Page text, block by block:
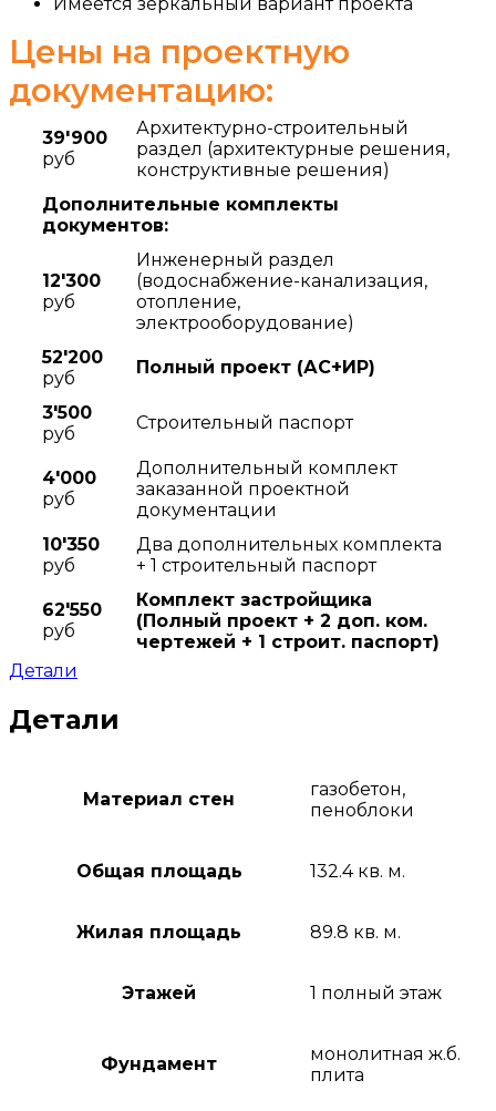
Имеется зеркальный вариант проекта
Цены на проектную
документацию:
39'900
руб
Архитектурно-строительный
раздел (архитектурные решения,
конструктивные решения)
Дополнительные комплекты
документов:
12'300
руб
Инженерный раздел
(водоснабжение-канализация,
отопление,
электрооборудование)
52'200
руб
Полный проект (АC+ИР)
3'500
руб
Строительный паспорт
4'000
руб
Дополнительный комплект
заказанной проектной
документации
10'350
руб
Два дополнительных комплекта
+ 1 строительный паспорт
62'550
руб
Комплект застройщика
(Полный проект + 2 доп. ком.
чертежей + 1 строит. паспорт)
Детали
Детали
Материал стен
газобетон,
пеноблоки
Общая площадь 132.4 кв. м.
Жилая площадь 89.8 кв. м.
Этажей 1 полный этаж
Фундамент
монолитная ж.б.
плита